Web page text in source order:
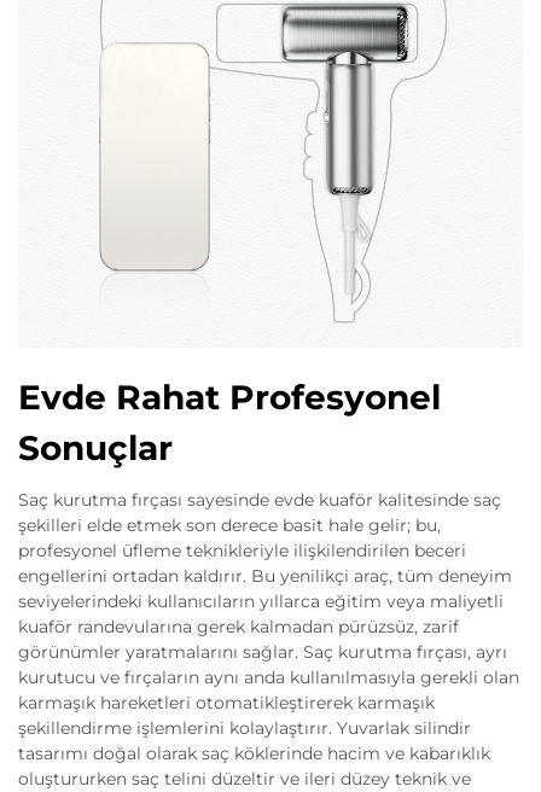
Evde Rahat Profesyonel
Sonuçlar
Saç kurutma fırçası sayesinde evde kuaför kalitesinde saç
şekilleri elde etmek son derece basit hale gelir; bu,
profesyonel üfleme teknikleriyle ilişkilendirilen beceri
engellerini ortadan kaldırır. Bu yenilikçi araç, tüm deneyim
seviyelerindeki kullanıcıların yıllarca eğitim veya maliyetli
kuaför randevularına gerek kalmadan pürüzsüz, zarif
görünümler yaratmalarını sağlar. Saç kurutma fırçası, ayrı
kurutucu ve fırçaların aynı anda kullanılmasıyla gerekli olan
karmaşık hareketleri otomatikleştirerek karmaşık
şekillendirme işlemlerini kolaylaştırır. Yuvarlak silindir
tasarımı doğal olarak saç köklerinde hacim ve kabarıklık
oluştururken saç telini düzeltir ve ileri düzey teknik ve